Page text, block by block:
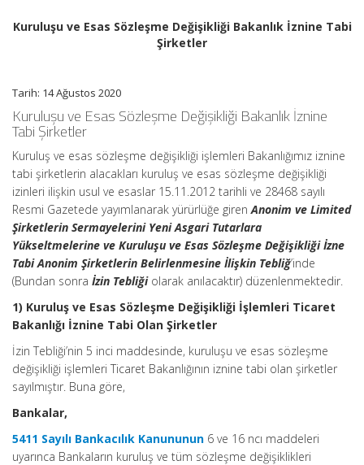
Kuruluşu ve Esas Sözleşme Değişikliği Bakanlık İznine Tabi
Şirketler
Tarih: 14 Ağustos 2020
Kuruluşu ve Esas Sözleşme Değişikliği Bakanlık İznine
Tabi Şirketler
Kuruluş ve esas sözleşme değişikliği işlemleri Bakanlığımız iznine
tabi şirketlerin alacakları kuruluş ve esas sözleşme değişikliği
izinleri ilişkin usul ve esaslar 15.11.2012 tarihli ve 28468 sayılı
Resmi Gazetede yayımlanarak yürürlüğe girenAnonim ve Limited
Şirketlerin Sermayelerini Yeni Asgari Tutarlara
Yükseltmelerine ve Kuruluşu ve Esas Sözleşme Değişikliği İzne
Tabi Anonim Şirketlerin Belirlenmesine İlişkin Tebliğ’inde
(Bundan sonra İzin Tebliğiolarak anılacaktır) düzenlenmektedir.
1) Kuruluş ve Esas Sözleşme Değişikliği İşlemleri Ticaret
Bakanlığı İznine Tabi Olan Şirketler
İzin Tebliği’nin 5 inci maddesinde, kuruluşu ve esas sözleşme
değişikliği işlemleri Ticaret Bakanlığının iznine tabi olan şirketler
sayılmıştır. Buna göre,
Bankalar,
5411 Sayılı Bankacılık Kanununun 6 ve 16 ncı maddeleri
uyarınca Bankaların kuruluş ve tüm sözleşme değişiklikleri